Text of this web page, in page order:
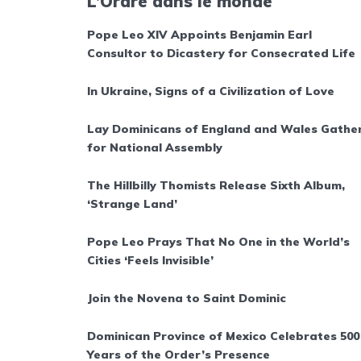
Pope Leo XIV Appoints Benjamin Earl
Consultor to Dicastery for Consecrated Life
In Ukraine, Signs of a Civilization of Love
Lay Dominicans of England and Wales
for National Assembly
The Hillbilly Thomists Release Sixth Album,
‘Strange Land’
Pope Leo Prays That No One in the World’s
Cities ‘Feels Invisible’
Join the Novena to Saint Dominic
Dominican Province of Mexico Celebrates 500
Years of the Order’s Presence